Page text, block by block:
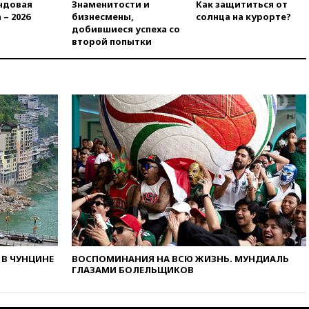
06:25
режима
05:10Дом детства Нила
Армстронга впервые за 38 лет
выставили на продажу
04:00Мирошник: России стоит
быть готовой к продолжению
украинского конфликта
03:16 Трамп заявил, что
предпочел бы соглашение с
Ираном
02:06Лантратова: судьба
сотни жителей Курской
области все еще неизвестна
2026
Знаменитости и
бизнесмены,
добившиеся успеха со
второй попытки
Как защититься от
солнца на курорте?
ЧУНЦИНЕ
ВОСПОМИНАНИЯ НА ВСЮ ЖИЗНЬ. МУНДИАЛЬ
ГЛАЗАМИ БОЛЕЛЬЩИКОВ